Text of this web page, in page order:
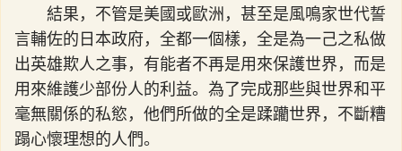
結果，不管是美國或歐洲，甚至是風鳴家世代誓
言輔佐的日本政府，全都一個樣，全是為一己之私做
出英雄欺人之事，有能者不再是用來保護世界，而是
用來維護少部份人的利益。為了完成那些與世界和平
毫無關係的私慾，他們所做的全是蹂躪世界，不斷糟
蹋心懷理想的人們。